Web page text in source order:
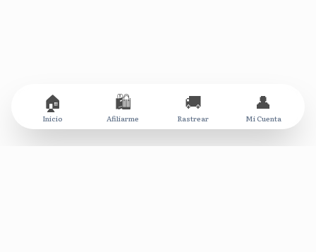
🏠
Inicio
🛍️
Afiliarme
🚚
Rastrear
👤
Mi Cuenta